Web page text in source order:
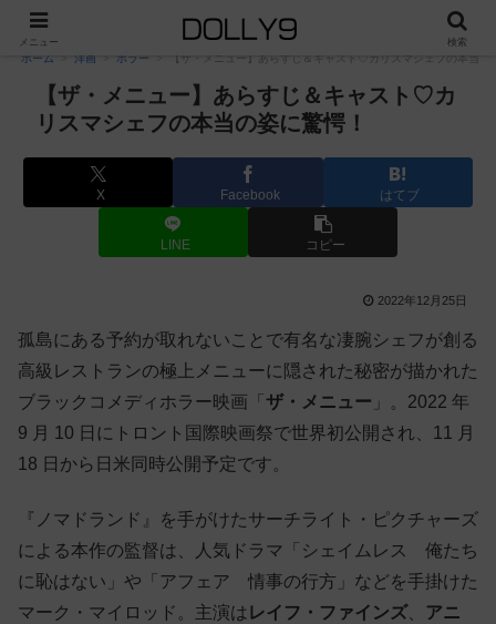
PR
ホーム 洋画 ホラー 【ザ・メニュー】あらすじ＆キャスト♡カリスマシェフの本当の
【ザ・メニュー】あらすじ＆キャスト♡カ
リスマシェフの本当の姿に驚愕！
X Facebook はてブ
LINE コピー
2022年12月25日
孤島にある予約が取れないことで有名な凄腕シェフが創る
高級レストランの極上メニューに隠された秘密が描かれた
ブラックコメディホラー映画「 ザ・メニュー 」。2022 年
9 月 10 日にトロント国際映画祭で世界初公開され、11 月
18 日から日米同時公開予定です。
『ノマドランド』を手がけたサーチライト・ピクチャーズ
による本作の監督は、人気ドラマ「シェイムレス 俺たち
に恥はない」や「アフェア 情事の行方」などを手掛けた
マーク・マイロッド。主演は レイフ・ファインズ、 アニ
メニュー 検索